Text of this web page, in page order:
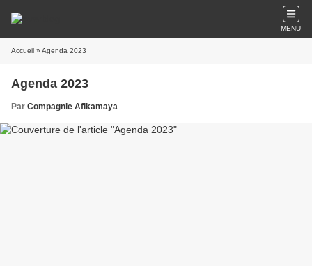
MENU
Accueil » Agenda 2023
Agenda 2023
Par Compagnie Afikamaya